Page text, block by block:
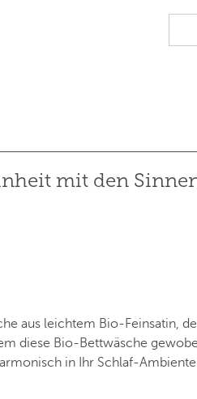
mit den
aus leichtem Bio-Feinsatin,
diese Bio-Bettwäsche
in Ihr Schlaf-